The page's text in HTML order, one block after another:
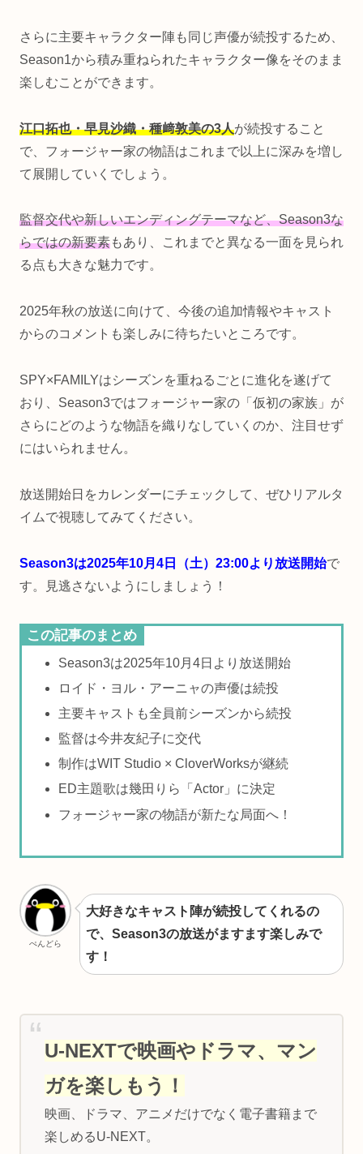
さらに主要キャラクター陣も同じ声優が続投するため、
Season1から積み重ねられたキャラクター像をそのまま
楽しむことができます。
江口拓也・早見沙織・種﨑敦美の3人が続投すること
で、フォージャー家の物語はこれまで以上に深みを増し
て展開していくでしょう。
監督交代や新しいエンディングテーマなど、Season3な
らではの新要素もあり、これまでと異なる一面を見られ
る点も大きな魅力です。
2025年秋の放送に向けて、今後の追加情報やキャスト
からのコメントも楽しみに待ちたいところです。
SPY×FAMILYはシーズンを重ねるごとに進化を遂げて
おり、Season3ではフォージャー家の「仮初の家族」が
さらにどのような物語を織りなしていくのか、注目せず
にはいられません。
放送開始日をカレンダーにチェックして、ぜひリアルタ
イムで視聴してみてください。
Season3は2025年10月4日（土）23:00より放送開始で
す。見逃さないようにしましょう！
この記事のまとめ
Season3は2025年10月4日より放送開始
ロイド・ヨル・アーニャの声優は続投
主要キャストも全員前シーズンから続投
監督は今井友紀子に交代
制作はWIT Studio × CloverWorksが継続
ED主題歌は幾田りら「Actor」に決定
フォージャー家の物語が新たな局面へ！
ぺんどら
大好きなキャスト陣が続投してくれるの
で、Season3の放送がますます楽しみで
す！
U-NEXTで映画やドラマ、マン
ガを楽しもう！
映画、ドラマ、アニメだけでなく電子書籍まで
楽しめるU-NEXT。